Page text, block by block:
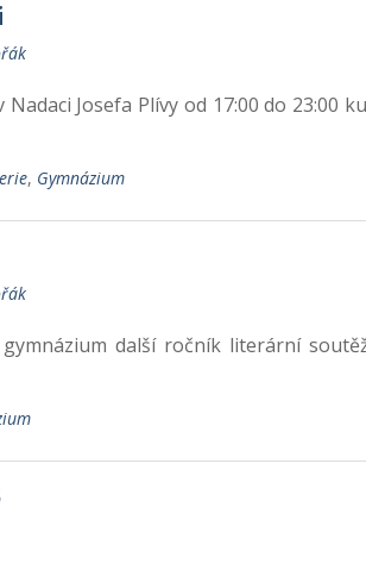
Josefa Plívy od 17:00 do
, Gymnázium
další ročník literární